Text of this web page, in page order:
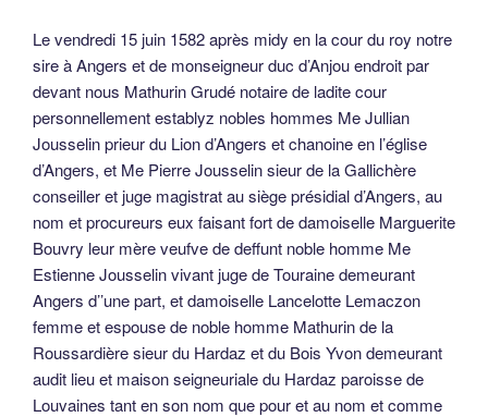
Le vendredi 15 juin 1582 après midy en la cour du roy notre
sire à Angers et de monseigneur duc d’Anjou endroit par
devant nous Mathurin Grudé notaire de ladite cour
personnellement establyz nobles hommes Me Jullian
Jousselin prieur du Lion d’Angers et chanoine en l’église
d’Angers, et Me Pierre Jousselin sieur de la Gallichère
conseiller et juge magistrat au siège présidial d’Angers, au
nom et procureurs eux faisant fort de damoiselle Marguerite
Bouvry leur mère veufve de deffunt noble homme Me
Estienne Jousselin vivant juge de Touraine demeurant
Angers d’’une part, et damoiselle Lancelotte Lemaczon
femme et espouse de noble homme Mathurin de la
Roussardière sieur du Hardaz et du Bois Yvon demeurant
audit lieu et maison seigneuriale du Hardaz paroisse de
Louvaines tant en son nom que pour et au nom et comme